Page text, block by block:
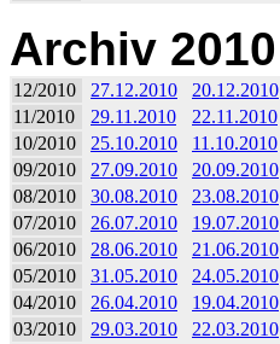
Archiv 2010
12/2010 27.12.2010 20.12.2010
11/2010
29.11.2010 22.11.2010
10/2010
25.10.2010 11.10.2010
09/2010
27.09.2010 20.09.2010
08/2010
30.08.2010 23.08.2010
07/2010
26.07.2010 19.07.2010
06/2010
28.06.2010 21.06.2010
05/2010
31.05.2010 24.05.2010
04/2010
26.04.2010 19.04.2010
03/2010
29.03.2010 22.03.2010